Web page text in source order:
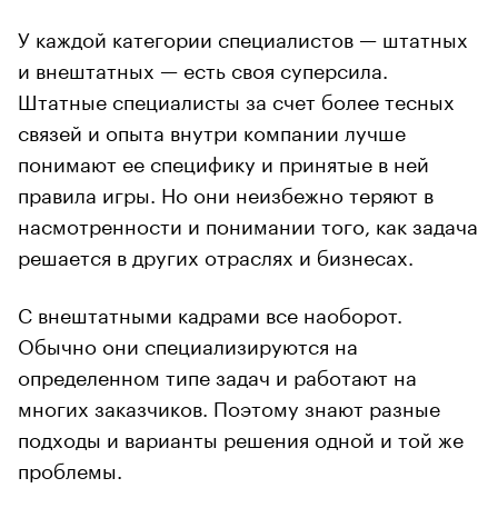
У каждой категории специалистов — штатных
и внештатных — есть своя суперсила.
Штатные специалисты за счет более тесных
связей и опыта внутри компании лучше
понимают ее специфику и принятые в ней
правила игры. Но они неизбежно теряют в
насмотренности и понимании того, как задача
решается в других отраслях и бизнесах.
С внештатными кадрами все наоборот.
Обычно они специализируются на
определенном типе задач и работают на
многих заказчиков. Поэтому знают разные
подходы и варианты решения одной и той же
проблемы.